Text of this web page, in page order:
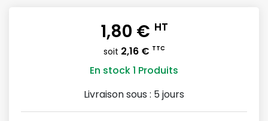
1,80 € HT
soit 2,16 € TTC
En stock1 Produits
Livraison sous : 5 jours